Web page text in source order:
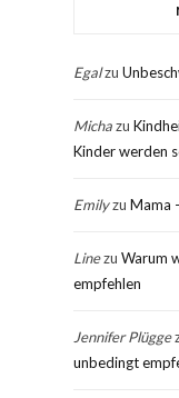
Egalzu
Michazu
Kinder werden
Emilyzu Mama
Linezu Warum
empfehlen
Jennifer Plügge
unbedingt